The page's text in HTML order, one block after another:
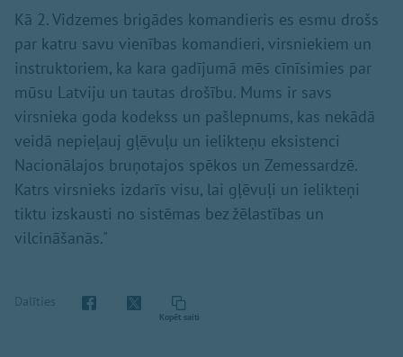
Kā 2. Vidzemes brigādes komandieris es esmu drošs
par katru savu vienības komandieri, virsniekiem un
instruktoriem, ka kara gadījumā mēs cīnīsimies par
mūsu Latviju un tautas drošību. Mums ir savs
virsnieka goda kodekss un pašlepnums, kas nekādā
veidā nepieļauj gļēvuļu un ielikteņu eksistenci
Nacionālajos bruņotajos spēkos un Zemessardzē.
Katrs virsnieks izdarīs visu, lai gļēvuļi un ielikteņi
tiktu izskausti no sistēmas bez žēlastības un
vilcināšanās."
Dalīties
Kopēt saiti